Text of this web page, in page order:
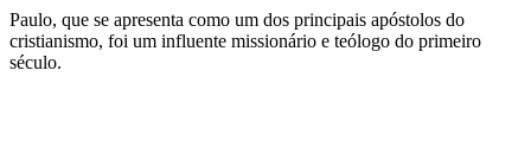
Paulo, que se apresenta como um dos principais apóstolos do
cristianismo, foi um influente missionário e teólogo do primeiro
século.